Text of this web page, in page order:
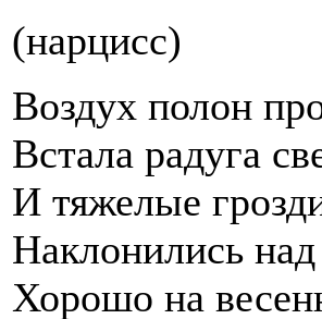
(нарцисс)
Воздух полон
Встала радуга
И тяжелые
Наклонились
Хорошо на